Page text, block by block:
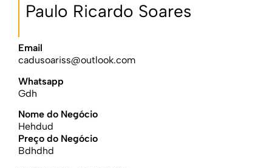
Paulo Ricardo Soares
Email
cadusoariss@outlook.com
Whatsapp
Gdh
Nome do Negócio
Hehdud
Preço do Negócio
Bdhdhd